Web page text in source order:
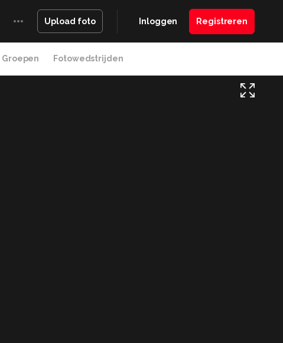
Upload foto Inloggen Registreren
Groepen Fotowedstrijden